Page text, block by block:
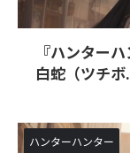
『ハンター
白蛇（ツチボ
ハンターハンター